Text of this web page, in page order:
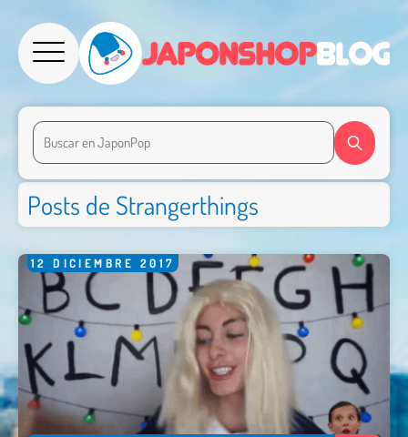
Posts de Strangerthings
12 DICIEMBRE 2017